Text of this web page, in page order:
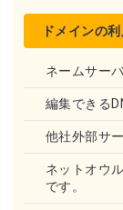
ドメインの
ネームサー
編集できる
他社外部サ
ネットオウ
です。